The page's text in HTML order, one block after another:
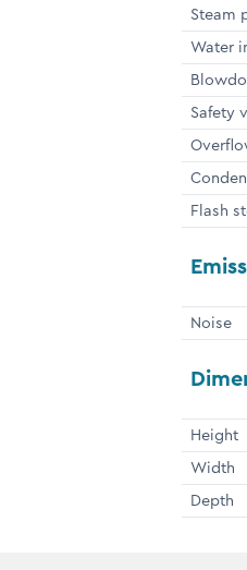
Steam
Water
Safety
Flash
Noise
Height
Width
Depth